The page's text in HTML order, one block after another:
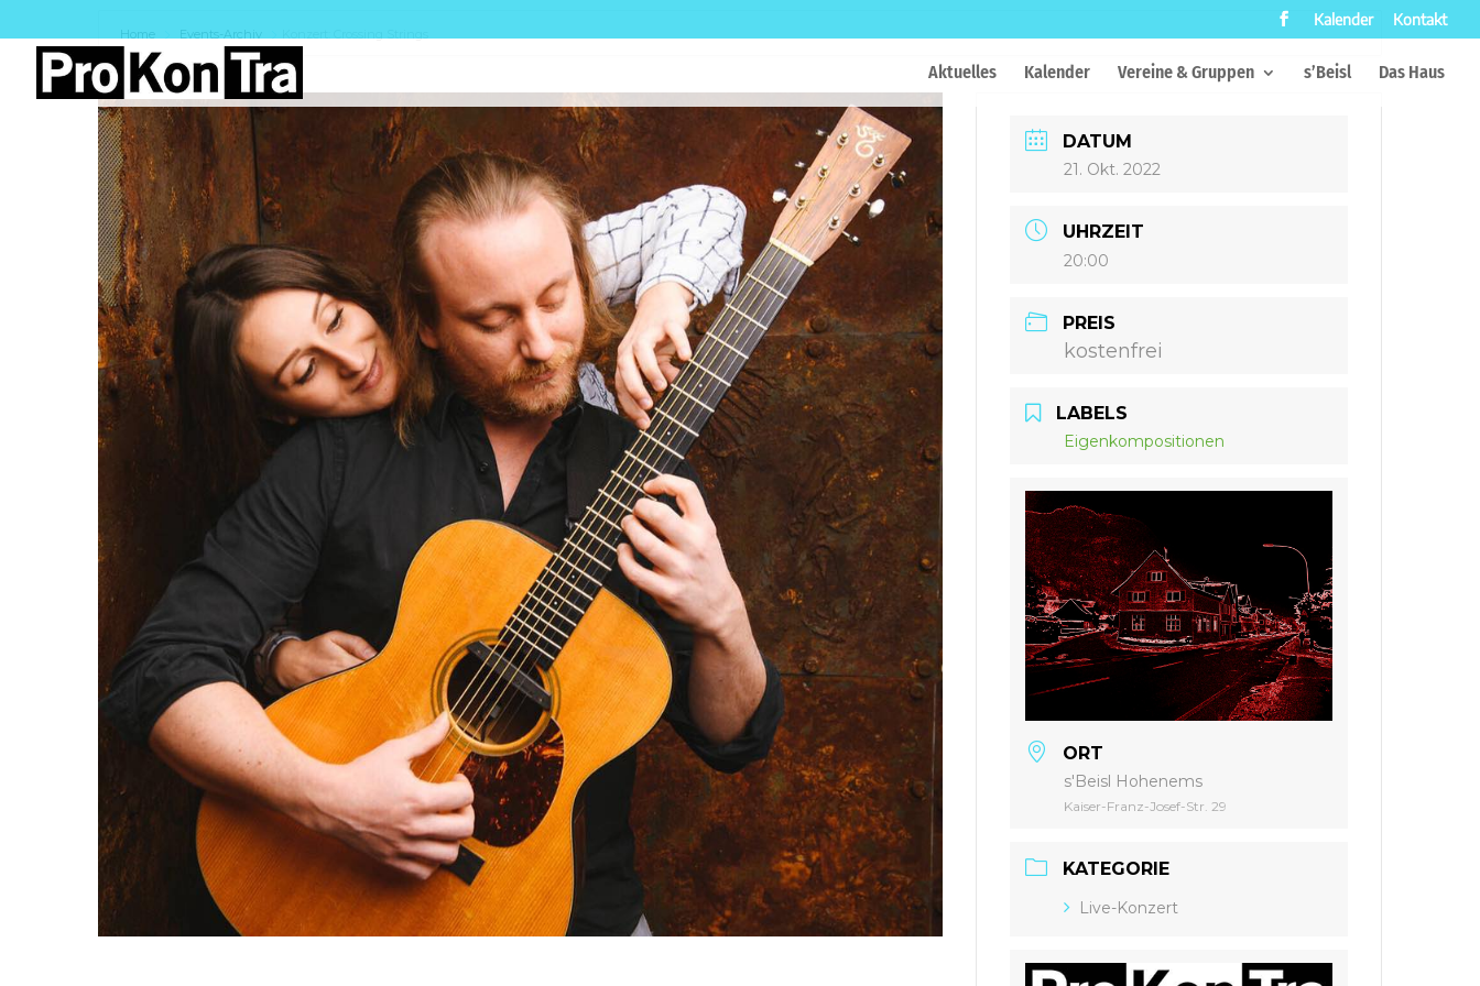
Kalender Kontakt
Aktuelles Kalender Vereine & Gruppen s’Beisl Das Haus
Home Events-Archiv
DATUM
21. Okt. 2022
UHRZEIT
20:00
PREIS
kostenfrei
LABELS
Eigenkompositionen
ORT
s'Beisl Hohenems
Kaiser-Franz-Josef-Str. 29
KATEGORIE
Live-Konzert